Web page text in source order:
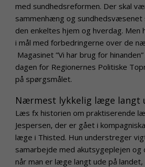
med sundhedsreformen. Der skal
sammenhæng og
den enkeltes hjem og hverdag. Men
i mål med forbedringerne over de
Magasinet ”Vi har brug for
dagen for Regionernes Politiske
på spørgsmålet.
Nærmest lykkelig læge langt
Læs fx historien om praktiserende
Jespersen, der er gået i
læge i Thisted. Hun understreger
samarbejde med akutsygeplejen og
når man er læge langt ude på